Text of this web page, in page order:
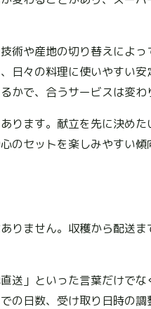
術や産地の切り替えによっ
日々の料理に使いやすい
かで、合うサービスは変わ
ります。献立を先に決め
のセットを楽しみやすい傾
りません。収穫から配送
送」といった言葉だけで
の日数、受け取り日時の